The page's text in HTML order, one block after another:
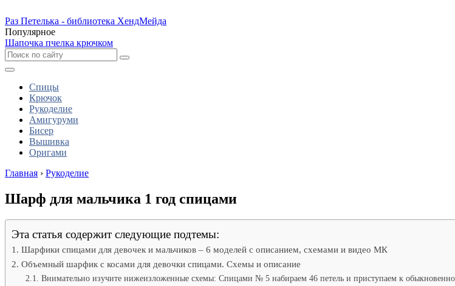
Раз Петелька - библиотека ХендМейда
Популярное
Шапочка пчелка крючком
Спицы
Крючок
Рукоделие
Амигуруми
Бисер
Вышивка
Оригами
Главная › Рукоделие
Шарф для мальчика 1 год спицами
Эта статья содержит следующие подтемы:
Шарфики спицами для девочек и мальчиков – 6 моделей с описанием, схемами и видео МК
Объемный шарфик с косами для девочки спицами. Схемы и описание
Внимательно изучите нижеизложенные схемы: Спицами № 5 набираем 46 петель и приступаем к